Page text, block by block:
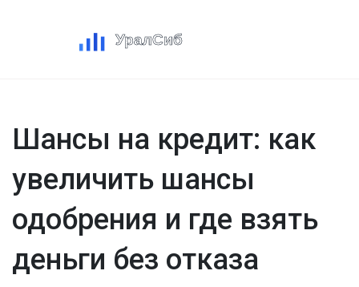
Шансы на кредит: как
увеличить шансы
одобрения и где взять
деньги без отказа